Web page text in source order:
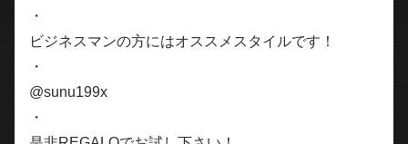
・
ビジネスマンの方にはオススメスタイルです！
・
@sunu199x
・